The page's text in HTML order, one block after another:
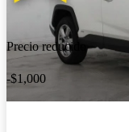
Precio reducido
-$1,000